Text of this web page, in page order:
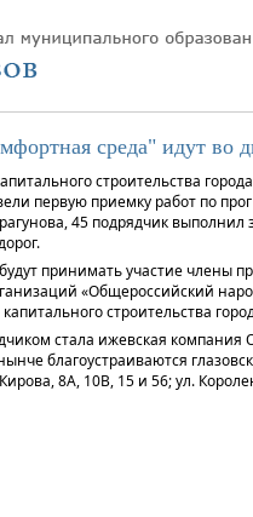
среда" идут во
строительства
первую приемку работ по
45 подрядчик
принимать участие члены
«Общероссийский
строительства
стала ижевская
благоустраиваются
8А, 10В, 15 и 56; ул.